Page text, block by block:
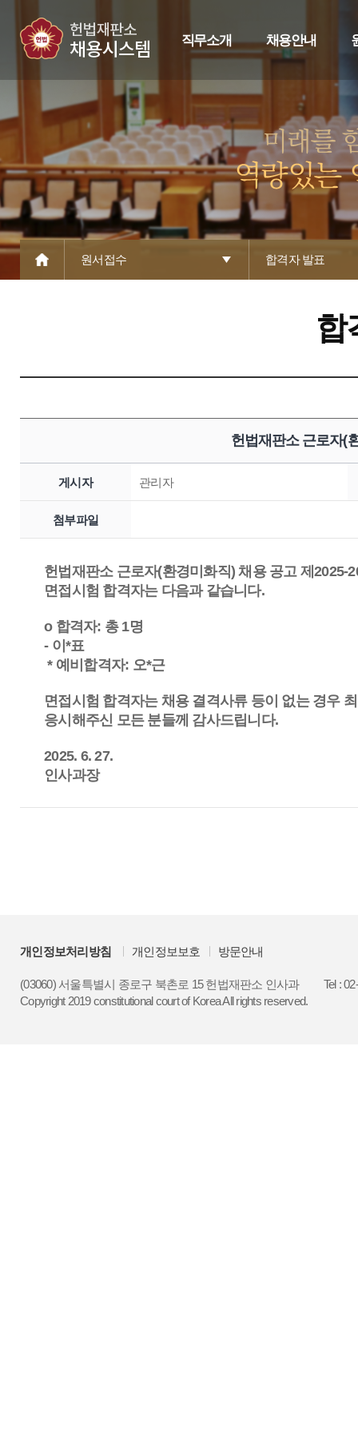
직무소개 채용안내
원서접수 합격자 발표
합
헌법재판소 근로자(
게시자 관리자
첨부파일
헌법재판소 근로자(환경미화직) 채용 공고 제2025-
면접시험 합격자는 다음과 같습니다.
o 합격자: 총 1명
- 이*표
* 예비합격자: 오*근
면접시험 합격자는 채용 결격사류 등이 없는 경우
응시해주신 모든 분들께 감사드립니다.
2025. 6. 27.
인사과장
개인정보처리방침 개인정보보호 방문안내
(03060) 서울특별시 종로구 북촌로 15 헌법재판소 인사과
Tel :
Copyright 2019 constitutional court of Korea All rights reserved.